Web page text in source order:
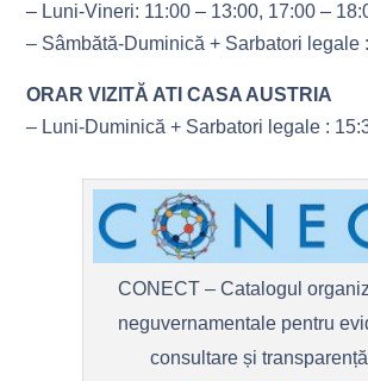
– Luni-Vineri: 11:00 – 13:00, 17:00 –
– Sâmbătă-Duminică + Sarbatori legale
ORAR VIZITĂ ATI CASA AUSTRIA
– Luni-Duminică + Sarbatori legale :
CONECT – Catalogul
neguvernamentale pentru
consultare și